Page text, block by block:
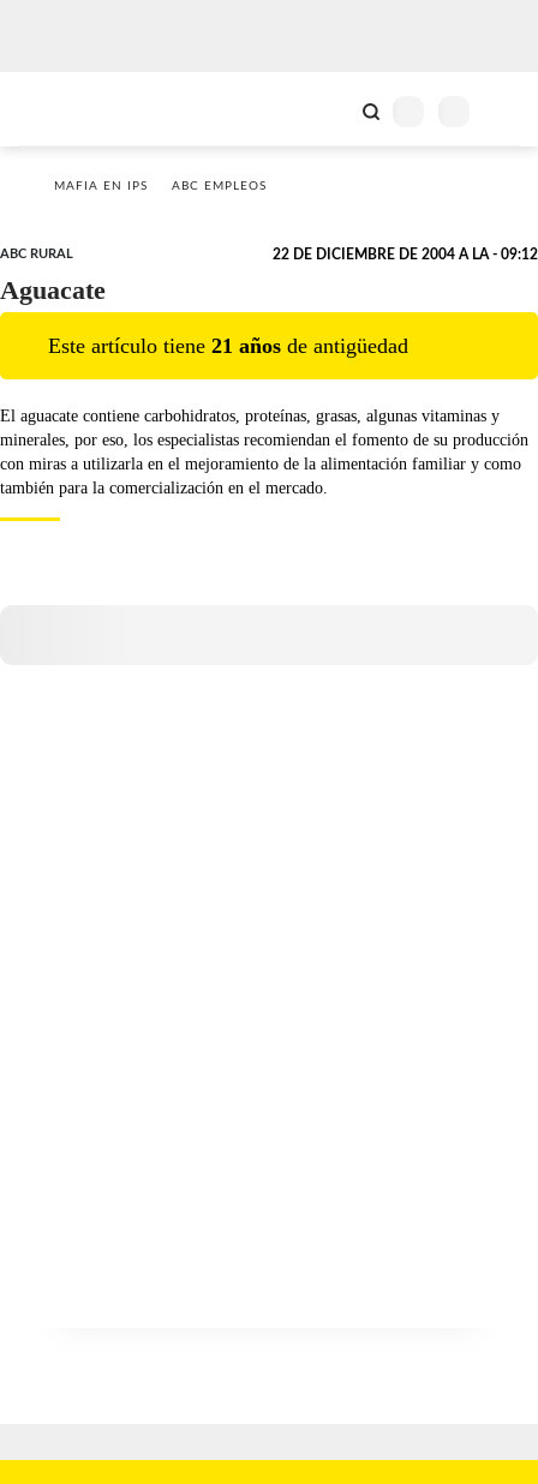
MAFIA EN IPS ABC EMPLEOS
ABC RURAL 22 DE DICIEMBRE DE 2004 A LA - 09:12
Aguacate
Este artículo tiene 21 años de antigüedad
El aguacate contiene carbohidratos, proteínas, grasas, algunas vitaminas y
minerales, por eso, los especialistas recomiendan el fomento de su producción
con miras a utilizarla en el mejoramiento de la alimentación familiar y como
también para la comercialización en el mercado.